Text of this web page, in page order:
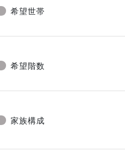
希望世帯
希望階数
家族構成